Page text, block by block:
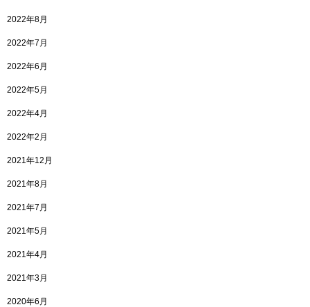
2022年8月
2022年7月
2022年6月
2022年5月
2022年4月
2022年2月
2021年12月
2021年8月
2021年7月
2021年5月
2021年4月
2021年3月
2020年6月